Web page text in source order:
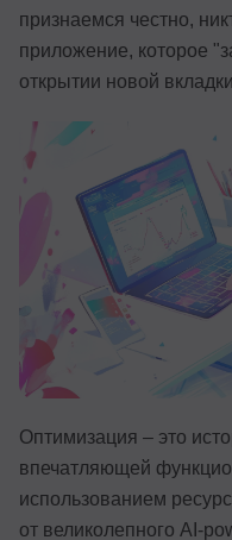
признаемся честно,
приложение, которое
открытии новой
Оптимизация – это
впечатляющей
использованием
от великолепного AI-
Иностранные языки
Soft Skills
ДПО
Детям
Акции и промокоды
Рейтинг онлайн-